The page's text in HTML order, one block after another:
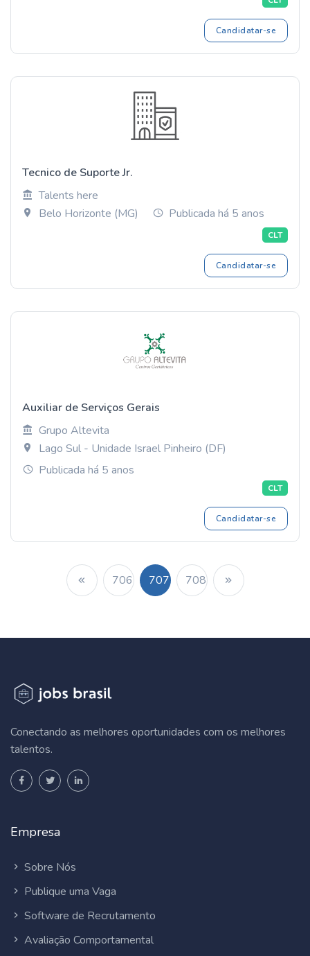
Candidatar-se
Tecnico de Suporte Jr.
Talents here
Belo Horizonte (MG)
Publicada há 5 anos
CLT
Candidatar-se
Auxiliar de Serviços Gerais
Grupo Altevita
Lago Sul - Unidade Israel Pinheiro (DF)
Publicada há 5 anos
CLT
Candidatar-se
706 707 708
Conectando as melhores oportunidades com os melhores
talentos.
Empresa
Sobre Nós
Publique uma Vaga
Software de Recrutamento
Avaliação Comportamental